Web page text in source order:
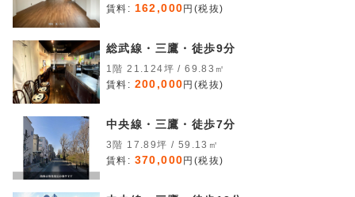
賃料: 162,000 円(税抜)
総武線・三鷹・徒歩9分
1階 21.124坪 / 69.83㎡
賃料: 200,000 円(税抜)
中央線・三鷹・徒歩7分
3階 17.89坪 / 59.13㎡
賃料: 370,000 円(税抜)